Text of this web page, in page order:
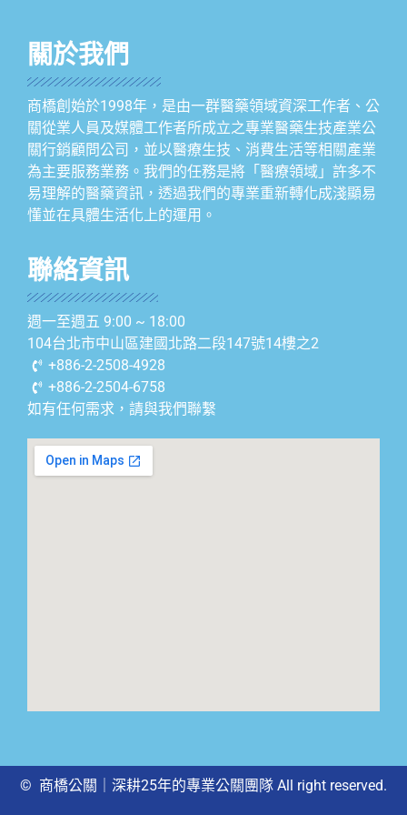
關於我們
商橋創始於1998年，是由一群醫藥領域資深工作者、公
關從業人員及媒體工作者所成立之專業醫藥生技產業公
關行銷顧問公司，並以醫療生技、消費生活等相關產業
為主要服務業務。我們的任務是將「醫療領域」許多不
易理解的醫藥資訊，透過我們的專業重新轉化成淺顯易
懂並在具體生活化上的運用。
聯絡資訊
週一至週五 9:00 ~ 18:00
104台北市中山區建國北路二段147號14樓之2
+886-2-2508-4928
+886-2-2504-6758
如有任何需求，請與我們聯繫
© 商橋公關｜深耕25年的專業公關團隊 All right reserved.